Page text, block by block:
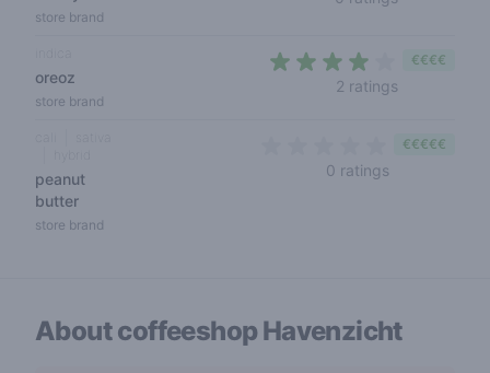
store brand
oreoz
store brand
2 ratings
€€€€
peanut
butter
store brand
0 ratings
€€€€€
About coffeeshopHavenzicht